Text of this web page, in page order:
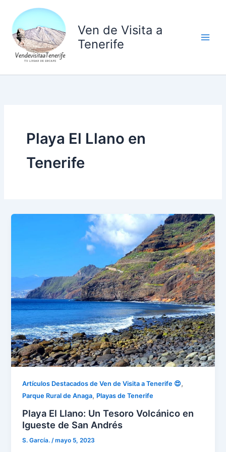
contenido
Ven de Visita a
Tenerife
Playa El Llano en
Tenerife
Artículos Destacados de Ven de Visita a Tenerife 😍,
Parque Rural de Anaga, Playas de Tenerife
Playa El Llano: Un Tesoro Volcánico en
Igueste de San Andrés
S. García./mayo 5, 2023